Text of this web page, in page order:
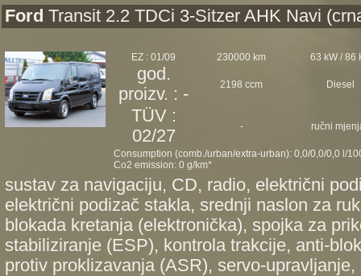
Ford Transit 2.2 TDCi 3-Sitzer AHK Navi
EZ : 01/09 230000 km 63 kW / 86
god.
proizv. : -
2198 ccm Diesel
TÜV :
02/27
- ručni
Consumption (comb./urban/extra-urban): 0,0/0,0/0,0 l/
Co2 emission: 0 g/km*
sustav za navigaciju, CD, radio, električni
električni podizač stakla, srednji naslon za
blokada kretanja (elektronička), spojka za
stabiliziranje (ESP), kontrola trakcije, anti-
protiv proklizavanja (ASR), servo-